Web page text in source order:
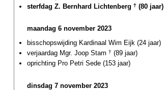
sterfdag Z. Bernhard Lichtenberg † (80 jaar)
maandag 6 november 2023
bisschopswijding Kardinaal Wim Eijk (24 jaar)
verjaardag Mgr. Joop Stam † (89 jaar)
oprichting Pro Petri Sede (153 jaar)
dinsdag 7 november 2023